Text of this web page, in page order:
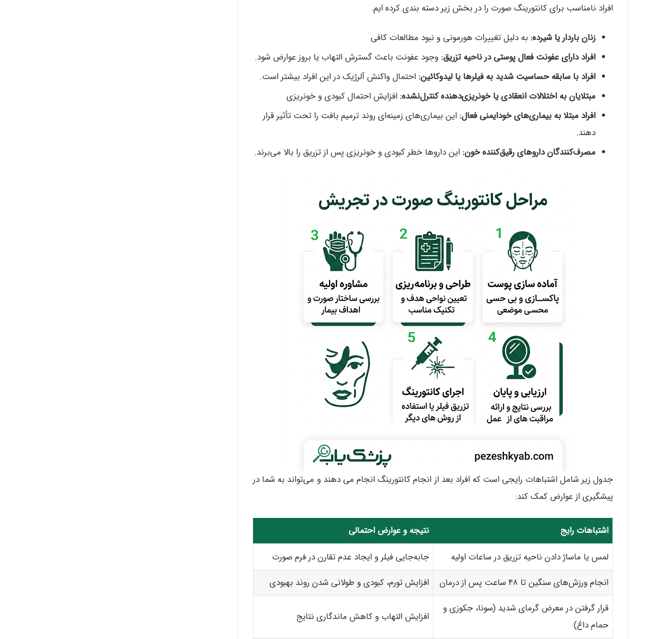
افراد نامناسب برای کانتورینگ صورت را در بخش زیر دسته بندی کرده ایم.
زنان باردار یا شیرده: به دلیل تغییرات هورمونی و نبود مطالعات کافی
افراد دارای عفونت فعال پوستی در ناحیه تزریق: وجود عفونت باعث گسترش التهاب یا بروز عوارض شود.
افراد با سابقه حساسیت شدید به فیلرها یا لیدوکائین: احتمال واکنش آلرژیک در این افراد بیشتر است.
مبتلایان به اختلالات انعقادی یا خونریزی‌دهنده کنترل‌نشده: افزایش احتمال کبودی و خونریزی
افراد مبتلا به بیماری‌های خودایمنی فعال: این بیماری‌های زمینه‌ای روند ترمیم بافت را تحت تأثیر قرار
دهند.
مصرف‌کنندگان داروهای رقیق‌کننده خون: این داروها خطر کبودی و خونریزی پس از تزریق را بالا می‌برند.
جدول زیر شامل اشتباهات رایجی است که افراد بعد از انجام کانتورینگ انجام می دهند و می‌تواند به شما در
پیشگیری از عوارض کمک کند:
اشتباهات رایج
نتیجه و عوارض احتمالی
لمس یا ماساژ دادن ناحیه تزریق در ساعات اولیه
جابه‌جایی فیلر و ایجاد عدم تقارن در فرم صورت
انجام ورزش‌های سنگین تا 48 ساعت پس از درمان
افزایش تورم، کبودی و طولانی شدن روند بهبودی
قرار گرفتن در معرض گرمای شدید (سونا، جکوزی و
حمام داغ)
افزایش التهاب و کاهش ماندگاری نتایج